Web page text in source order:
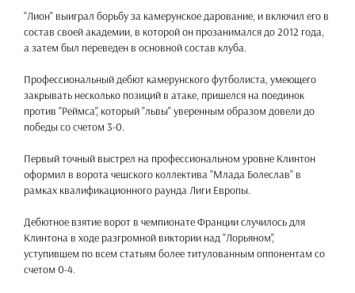
"Лион" выиграл борьбу за камерунское дарование, и включил его в
состав своей академии, в которой он прозанимался до 2012 года,
а затем был переведен в основной состав клуба.
Профессиональный дебют камерунского футболиста, умеющего
закрывать несколько позиций в атаке, пришелся на поединок
против "Реймса", который "львы" уверенным образом довели до
победы со счетом 3-0.
Первый точный выстрел на профессиональном уровне Клинтон
оформил в ворота чешского коллектива "Млада Болеслав" в
рамках квалификационного раунда Лиги Европы.
Дебютное взятие ворот в чемпионате Франции случилось для
Клинтона в ходе разгромной виктории над "Лорьяном",
уступившем по всем статьям более титулованным оппонентам со
счетом 0-4.